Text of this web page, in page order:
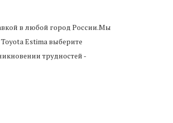
в любой город России.Мы
Estima выберите
трудностей -